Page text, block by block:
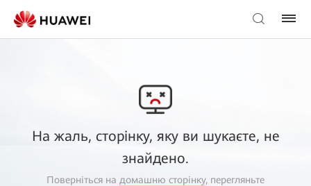
На жаль, сторінку, яку ви шукаєте, не
знайдено.
Поверніться на домашню сторінку, перегляньте